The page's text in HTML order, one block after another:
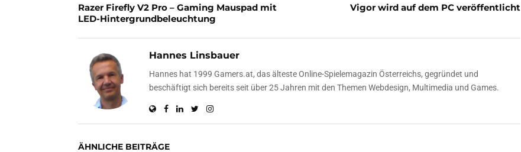
Razer Firefly V2 Pro – Gaming Mauspad mit
LED-Hintergrundbeleuchtung
Vigor wird auf dem PC veröffentlicht
Hannes Linsbauer
Hannes hat 1999 Gamers.at, das älteste Online-Spielemagazin Österreichs, gegründet und
beschäftigt sich bereits seit über 25 Jahren mit den Themen Webdesign, Multimedia und Games.
ÄHNLICHE BEITRÄGE